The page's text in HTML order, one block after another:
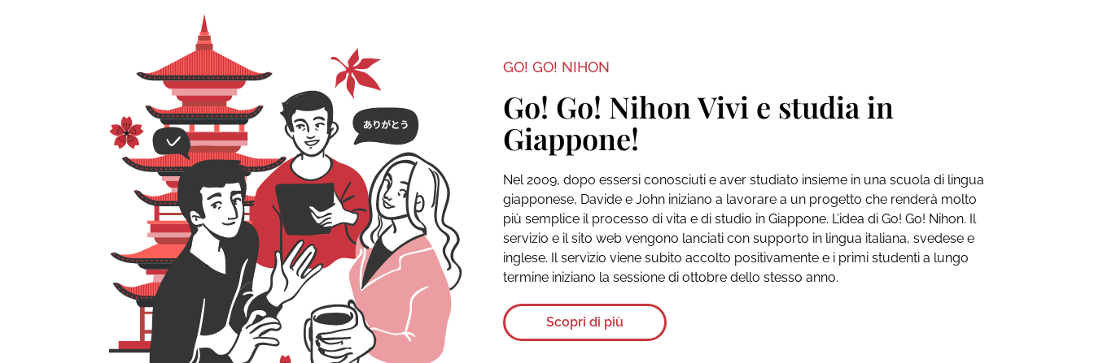
GO! GO! NIHON
Go! Go! Nihon Vivi e studia in
Giappone!
Nel 2009, dopo essersi conosciuti e aver studiato insieme in una scuola di lingua
giapponese, Davide e John iniziano a lavorare a un progetto che renderà molto
più semplice il processo di vita e di studio in Giappone. L’idea di Go! Go! Nihon. Il
servizio e il sito web vengono lanciati con supporto in lingua italiana, svedese e
inglese. Il servizio viene subito accolto positivamente e i primi studenti a lungo
termine iniziano la sessione di ottobre dello stesso anno.
Scopri di più